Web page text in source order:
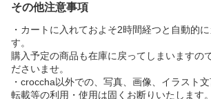
その他注意事項
・カートに入れておよそ2時間経つと自動的
す。
購入予定の商品も在庫に戻ってしまいますの
ださいませ。
・croccha以外での、写真、画像、イラスト文
転載等の利用・使用は固くお断りいたします。